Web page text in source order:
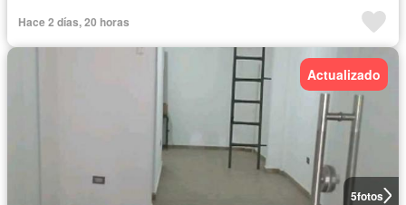
Hace 2 días, 20 horas
5fotos
Actualizado